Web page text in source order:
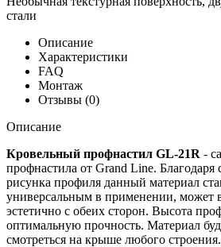
стали
Описание
Характеристики
FAQ
Монтаж
Отзывы (0)
Описание
Кровельный профнастил GL-21R -
профнастила от Grand Line. Благодаря
рисунка профиля данный материал
универсальным в применении, может
эстетично с обеих сторон. Высота
оптимальную прочность. Материал
смотреться на крыше любого строения.